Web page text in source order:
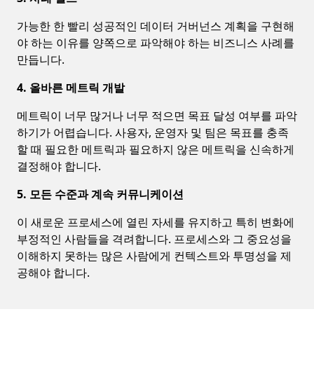
가능한 한 빨리 성공적인 데이터 거버넌스 계획을 구현해
야 하는 이유를 양쪽으로 파악해야 하는 비즈니스 사례를
만듭니다.
4. 올바른 메트릭 개발
메트릭이 너무 많거나 너무 적으면 목표 달성 여부를 파악
하기가 어렵습니다. 사용자, 운영자 및 팀은 목표를 충족
할 때 필요한 메트릭과 필요하지 않은 메트릭을 신속하게
결정해야 합니다.
5. 모든 수준과 계속 커뮤니케이션
이 새로운 프로세스에 열린 자세를 유지하고 특히 변화에
부정적인 사람들을 격려합니다. 프로세스와 그 중요성을
이해하지 못하는 많은 사람에게 컨텍스트와 투명성을 제
공해야 합니다.